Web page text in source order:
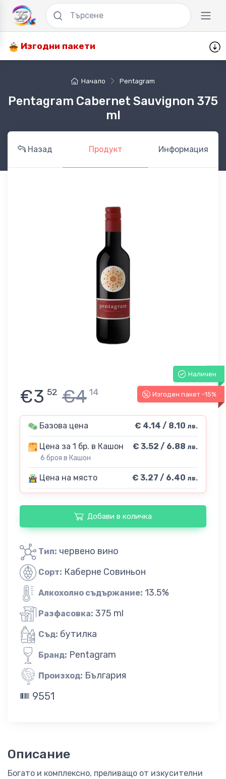
Изгодни пакети
Начало Pentagram
Pentagram Cabernet Sauvignon 375
ml
Назад Продукт Информация
Наличен
Изгоден пакет -15%
€3 52 €4 14
Базова цена € 4.14 / 8.10 лв.
Цена за 1 бр. в Кашон
6 броя в Кашон
€ 3.52 / 6.88 лв.
Цена на място € 3.27 / 6.40 лв.
Добави в количка
Тип: червено вино
Сорт: Каберне Совиньон
Алкохолно съдържание: 13.5%
Разфасовка: 375 ml
Съд: бутилка
Бранд: Pentagram
Произход: България
9551
Описание
Богато и комплексно, преливащо от изкусителни